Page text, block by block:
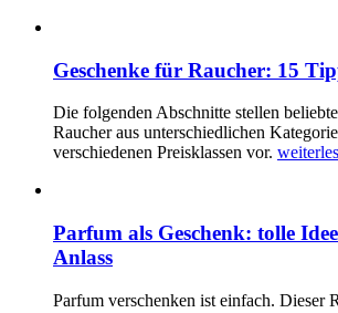
Geschenke für Raucher: 15
Die folgenden Abschnitte stellen
Raucher aus unterschiedlichen
verschiedenen Preisklassen vor.
Parfum als Geschenk: tolle
Anlass
Parfum verschenken ist einfach. Dieser